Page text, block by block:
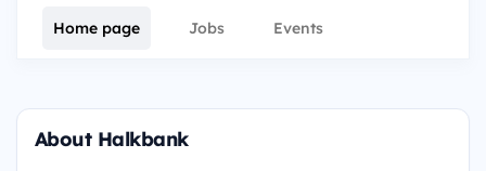
Home page Jobs Events
About Halkbank